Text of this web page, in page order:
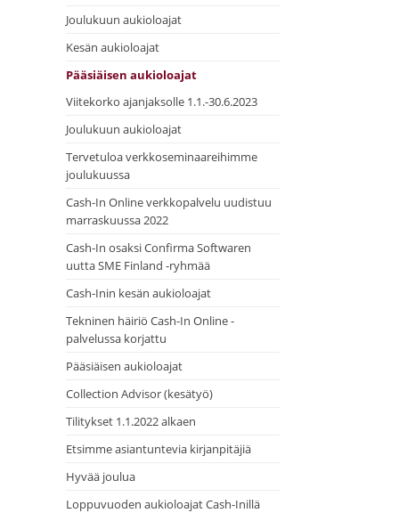
Joulukuun aukioloajat
Kesän aukioloajat
Pääsiäisen aukioloajat
Viitekorko ajanjaksolle 1.1.-30.6.2023
Joulukuun aukioloajat
Tervetuloa verkkoseminaareihimme
joulukuussa
Cash-In Online verkkopalvelu uudistuu
marraskuussa 2022
Cash-In osaksi Confirma Softwaren
uutta SME Finland -ryhmää
Cash-Inin kesän aukioloajat
Tekninen häiriö Cash-In Online -
palvelussa korjattu
Pääsiäisen aukioloajat
Collection Advisor (kesätyö)
Tilitykset 1.1.2022 alkaen
Etsimme asiantuntevia kirjanpitäjiä
Hyvää joulua
Loppuvuoden aukioloajat Cash-Inillä